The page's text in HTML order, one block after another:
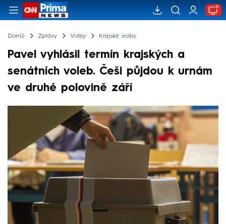
Domů Zprávy Volby Krajské volby
Pavel vyhlásil termín krajských a
senátních voleb. Češi půjdou k urnám
ve druhé polovině září